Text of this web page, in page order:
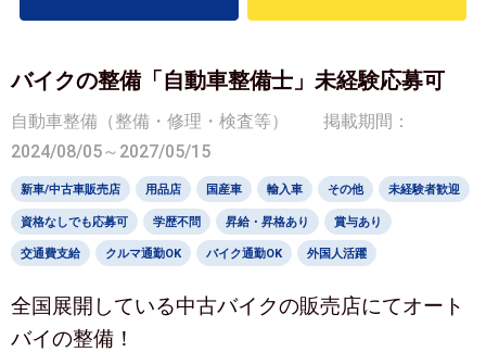
バイクの整備「自動車整備士」未経験応募可
自動車整備（整備・修理・検査等）
掲載期間：
2024/08/05～2027/05/15
新車/中古車販売店 用品店 国産車 輸入車 その他 未経験者歓迎
資格なしでも応募可 学歴不問 昇給・昇格あり 賞与あり
交通費支給 クルマ通勤OK バイク通勤OK 外国人活躍
全国展開している中古バイクの販売店にてオート
バイの整備！